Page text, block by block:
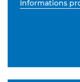
Informations